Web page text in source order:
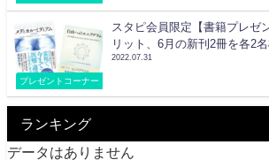
プレゼントコーナー
スタピ会員限定【書籍プレゼ
リット、6月の新刊2冊を各2名
2022.07.31
ランキング
データはありません